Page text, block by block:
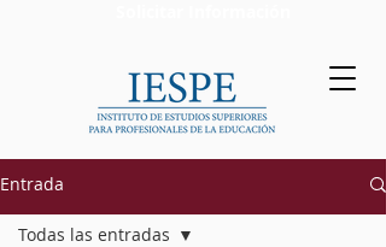
Entrada
Todas las entradas